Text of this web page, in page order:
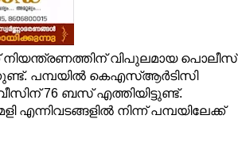
വിപുലമായ പൊലീസ്
പമ്പയില്‍ കെഎസ്ആര്‍ടിസി
76 ബസ് എത്തിയിട്ടുണ്ട്.
നിന്ന് പമ്പയിലേക്ക്